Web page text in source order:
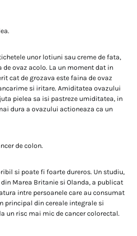
unor lotiuni sau creme de fata,
ovaz acolo. La un moment dat in
cat de grozava este faina de ovaz
si iritare. Amiditatea ovazului
pielea sa isi pastreze umiditatea, in
dura a ovazului actioneaza ca un
de colon.
si poate fi foarte dureros. Un studiu,
Marea Britanie si Olanda, a publicat
intre persoanele care au consumat
principal din cereale integrale si
un risc mai mic de cancer colorectal.